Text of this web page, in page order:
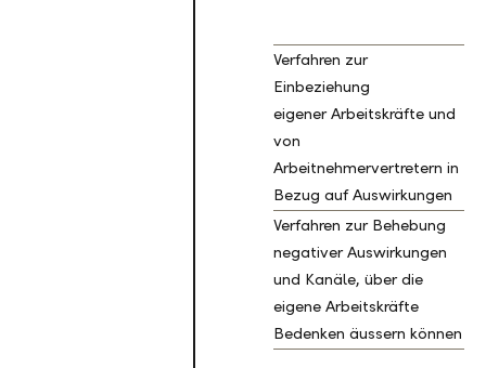
Verfahren zur
Einbeziehung
eigener Arbeitskräfte und
von
Arbeitnehmervertretern in
Bezug auf Auswirkungen
Verfahren zur Behebung
negativer Auswirkungen
und Kanäle, über die
eigene Arbeitskräfte
Bedenken äussern können